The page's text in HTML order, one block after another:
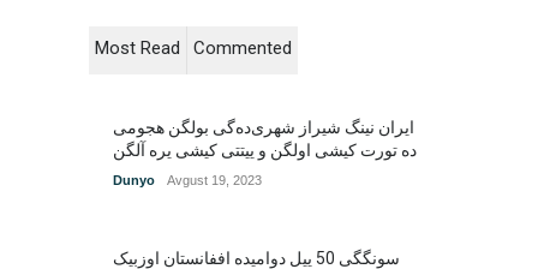
Most Read Commented
ایران نینگ شیراز شهری‌ده‌گی بولگن هجومی
Dunyo Avgust 19, 2023
سونگگی 50 ییل دوامیده اففانستان اوزبیک